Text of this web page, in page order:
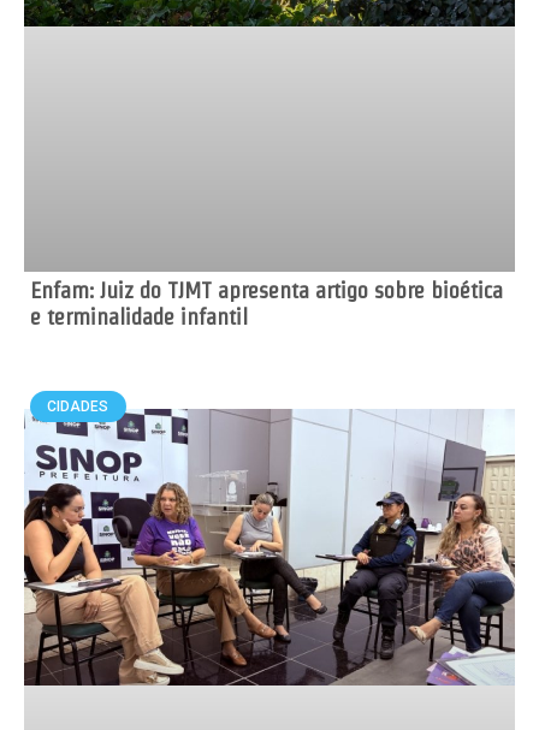
Enfam: Juiz do TJMT apresenta artigo sobre bioética
e terminalidade infantil
CIDADES